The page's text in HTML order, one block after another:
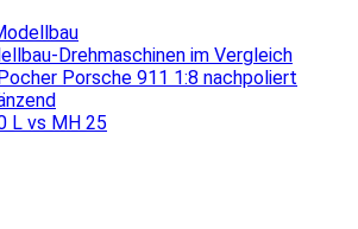
Drehmaschinen im Vergleich
Porsche 911 1:8 nachpoliert
L vs MH 25